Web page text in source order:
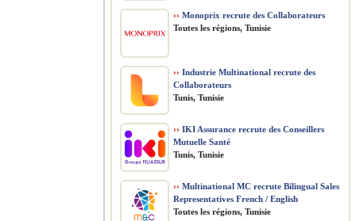
›› Monoprix recrute des Collaborateurs
Toutes les régions, Tunisie
›› Industrie Multinational recrute des
Collaborateurs
Tunis, Tunisie
›› IKI Assurance recrute des Conseillers
Mutuelle Santé
Tunis, Tunisie
›› Multinational MC recrute Bilingual Sales
Representatives French / English
Toutes les régions, Tunisie